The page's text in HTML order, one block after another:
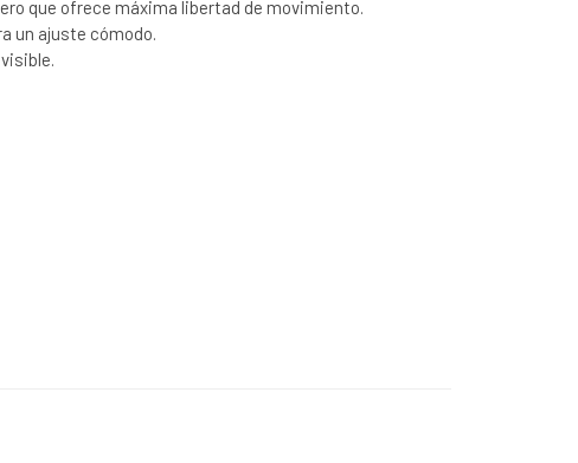
que ofrece máxima libertad de movimiento.
un ajuste cómodo.